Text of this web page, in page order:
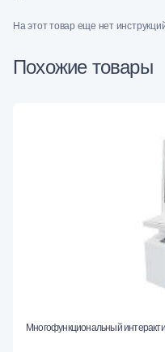
На этот товар еще нет
Похожие товары
Многофункциональный